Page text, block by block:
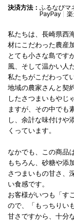
決済方法： ふるなびマ
PayPay
私たちは、長崎県西
材にこだわった農産
とても小さな島です
風、そして温かい人
私たちがこだわって
地域の農家さんと契
したさつまいもやじ
ますが、その中でも
し、余計な味付けや
くっています。
なかでも、この商品
もちろん、砂糖や添
さつまいもの甘さ、
い食感です。
お客様がいつも「す
ので、「もっちりい
甘さですから、十分